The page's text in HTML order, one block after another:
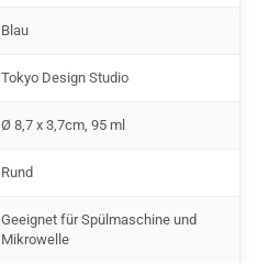
Blau
Tokyo Design Studio
Ø 8,7 x 3,7cm, 95 ml
Rund
Geeignet für Spülmaschine und
Mikrowelle